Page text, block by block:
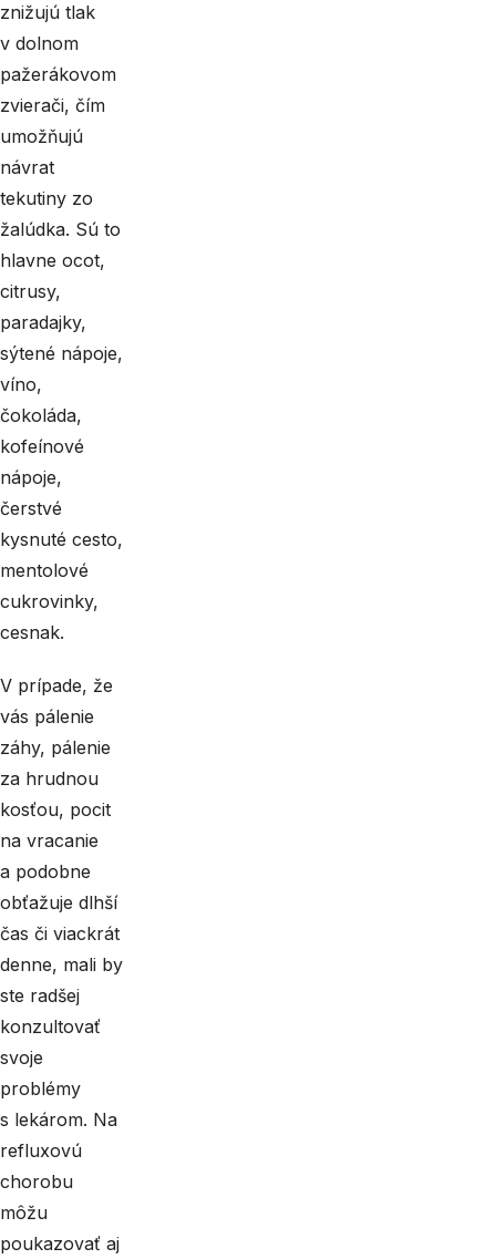
znižujú tlak
v dolnom
pažerákovom
zvierači, čím
umožňujú
návrat
tekutiny zo
žalúdka. Sú to
hlavne ocot,
citrusy,
paradajky,
sýtené nápoje,
víno,
čokoláda,
kofeínové
nápoje,
čerstvé
kysnuté cesto,
mentolové
cukrovinky,
cesnak.
V prípade, že
vás pálenie
záhy, pálenie
za hrudnou
kosťou, pocit
na vracanie
a podobne
obťažuje dlhší
čas či viackrát
denne, mali by
ste radšej
konzultovať
svoje
problémy
s lekárom. Na
refluxovú
chorobu
môžu
poukazovať aj